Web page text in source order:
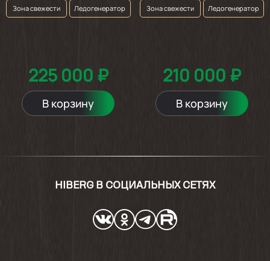
Зона свежести
Ледогенератор
225 000 ₽
В корзину
Зона свежести
Ледогенератор
210 000 ₽
В корзину
HIBERG В СОЦИАЛЬНЫХ СЕТЯХ